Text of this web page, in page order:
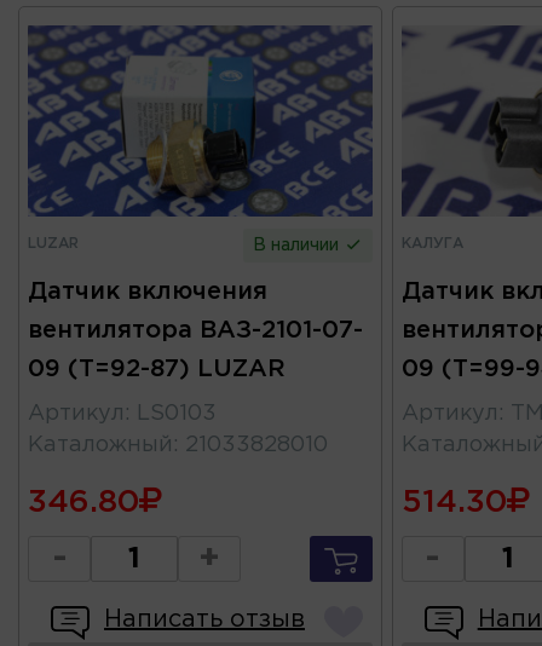
LUZAR В наличии
Датчик включения
вентилятора ВАЗ-2101-07-
09 (Т=92-87) LUZAR
Артикул :
LS0103
Каталожный : 21033828010
346.80
- +
Написать отзыв
КАЛУГА
Датчик
09 (Т=99-
Артикул :
514.30
-